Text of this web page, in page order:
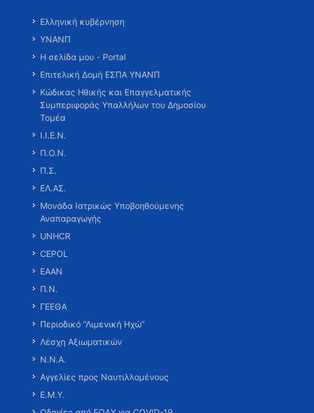
Ελληνική κυβέρνηση
ΥΝΑΝΠ
Η σελίδα μου - Portal
Επιτελική Δομή ΕΣΠΑ ΥΝΑΝΠ
Κώδικας Ηθικής και Επαγγελματικής
Συμπεριφοράς Υπαλλήλων του Δημοσίου
Τομέα
Ι.Ι.Ε.Ν.
Π.Ο.Ν.
Π.Σ.
ΕΛ.ΑΣ.
Μονάδα Ιατρικώς Υποβοηθούμενης
Αναπαραγωγής
UNHCR
CEPOL
ΕΑΑΝ
Π.Ν.
ΓΕΕΘΑ
Περιοδικό “Λιμενική Ηχώ”
Λέσχη Αξιωματικών
Ν.Ν.Α.
Αγγελίες προς Ναυτιλλομένους
Ε.Μ.Υ.